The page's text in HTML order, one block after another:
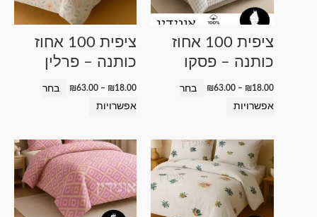
ציפית 100 אחוז
כותנה – פסקו
₪ 18.00
–
₪63.00
בחר
אפשרויות
סוגים.
לבחור
את
האפשרויות
ציפית 100 אחוז
כותנה – פרלין
₪ 18.00
–
₪63.00
בחר
אפשרויות
סוגים.
לבחור
את
האפשרויות
טווח
מחירים:
⁦₪18.00⁩
עד
⁦₪63.00⁩
למוצר
זה
יש
מספר
טווח
מחירים:
⁦₪18.00⁩
עד
למוצר
זה
יש
מספר